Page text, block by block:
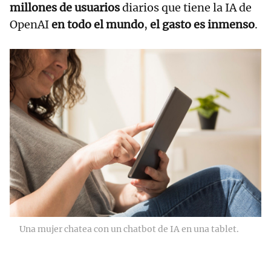
millones de usuariosdiarios que tiene la IA de
OpenAIen todo el mundo, el gasto es inmenso.
Una mujer chatea con un chatbot de IA en una tablet.